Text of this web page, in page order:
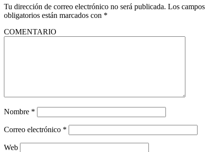
Tu dirección de correo electrónico no será publicada. Los campos
obligatorios están marcados con *
COMENTARIO
Nombre *
Correo electrónico *
Web